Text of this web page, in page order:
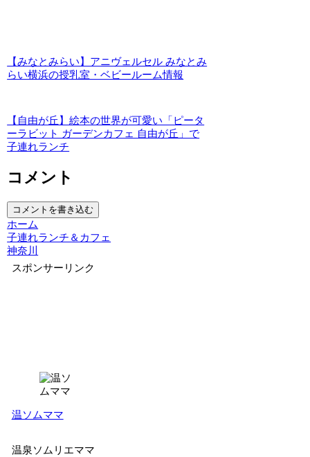
【みなとみらい】アニヴェルセル みなとみ
らい横浜の授乳室・ベビールーム情報
【自由が丘】絵本の世界が可愛い「ピータ
ーラビット ガーデンカフェ 自由が丘」で
子連れランチ
コメント
コメントを書き込む
ホーム
子連れランチ＆カフェ
神奈川
スポンサーリンク
温ソムママ
温泉ソムリエママ